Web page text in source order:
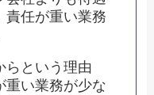
責任が重い業務
らという理由
重い業務が少な